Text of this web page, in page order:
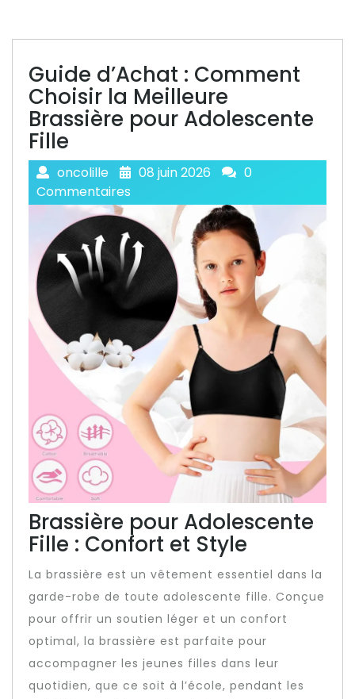
Guide d’Achat : Comment
Choisir la Meilleure
Brassière pour Adolescente
Fille
oncolille 08 juin 2026
0
Commentaires
Brassière pour Adolescente
Fille : Confort et Style
La brassière est un vêtement essentiel dans la
garde-robe de toute adolescente fille. Conçue
pour offrir un soutien léger et un confort
optimal, la brassière est parfaite pour
accompagner les jeunes filles dans leur
quotidien, que ce soit à l’école, pendant les